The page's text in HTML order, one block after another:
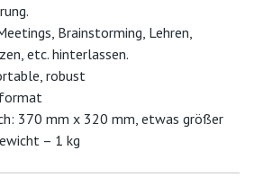
Brainstorming, Lehren,
etc. hinterlassen.
robust
370 mm x 320 mm, etwas größer
– 1 kg